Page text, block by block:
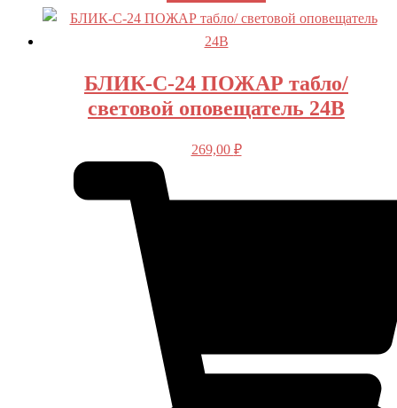
БЛИК-С-24 ПОЖАР табло/
световой оповещатель 24В
269,00 ₽